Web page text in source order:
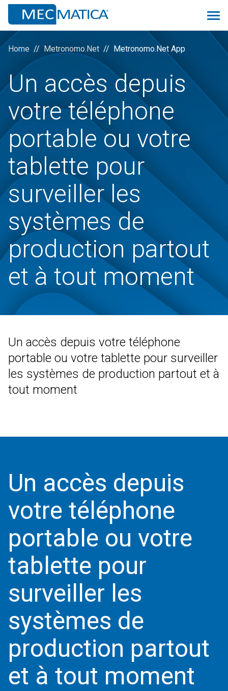
Overview
Monitoring 4.0
Proconsolle
Scheduler
Prev
Quality
Logistic&MRP
ManuMac
Contab
CRM
Colwin
Energy Monitor
Metronomo.Net App
DEUTSCH ENGLISH FRANÇAIS ITALIANO
Home Metronomo.Net Metronomo.Net App
Un accès depuis
votre téléphone
portable ou votre
tablette pour
surveiller les
systèmes de
production partout
et à tout moment
Un accès depuis votre téléphone
portable ou votre tablette pour surveiller
les systèmes de production partout et à
tout moment
Un accès depuis
votre téléphone
portable ou votre
tablette pour
surveiller les
systèmes de
production partout
et à tout moment